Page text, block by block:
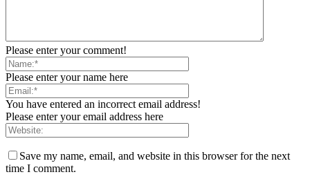
Please enter your comment!
Please enter your name here
You have entered an incorrect email address!
Please enter your email address here
Save my name, email, and website in this browser for the next
time I comment.